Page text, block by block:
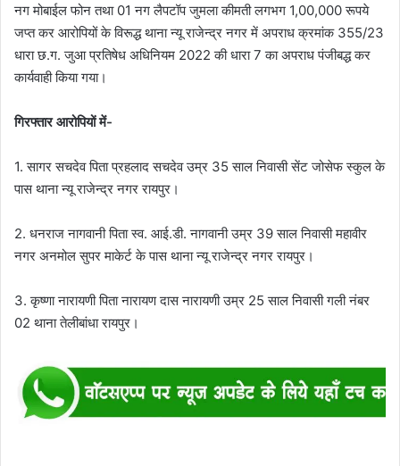
नग मोबाईल फोन तथा 01 नग लैपटॉप जुमला कीमती लगभग 1,00,000 रूपये
जप्त कर आरोपियों के विरूद्ध थाना न्यू राजेन्द्र नगर में अपराध क्रमांक 355/23
धारा छ.ग. जुआ प्रतिषेध अधिनियम 2022 की धारा 7 का अपराध पंजीबद्ध कर
कार्यवाही किया गया।
गिरफ्तार आरोपियों में-
1. सागर सचदेव पिता प्रहलाद सचदेव उम्र 35 साल निवासी सेंट जोसेफ स्कुल के
पास थाना न्यू राजेन्द्र नगर रायपुर।
2. धनराज नागवानी पिता स्व. आई.डी. नागवानी उम्र 39 साल निवासी महावीर
नगर अनमोल सुपर माकेर्ट के पास थाना न्यू राजेन्द्र नगर रायपुर।
3. कृष्णा नारायणी पिता नारायण दास नारायणी उम्र 25 साल निवासी गली नंबर
02 थाना तेलीबांधा रायपुर।